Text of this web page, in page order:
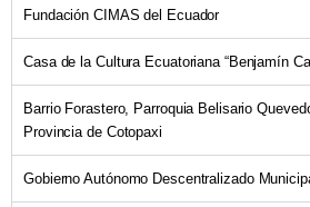
Fundación CIMAS del Ecuador
Casa de la Cultura Ecuatoriana “Benjamín
Barrio Forastero, Parroquia Belisario
Provincia de Cotopaxi
Gobierno Autónomo Descentralizado